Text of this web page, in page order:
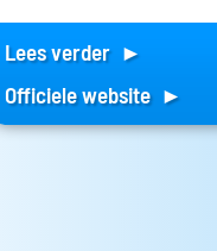
Lees verder ►
Officiele website ►